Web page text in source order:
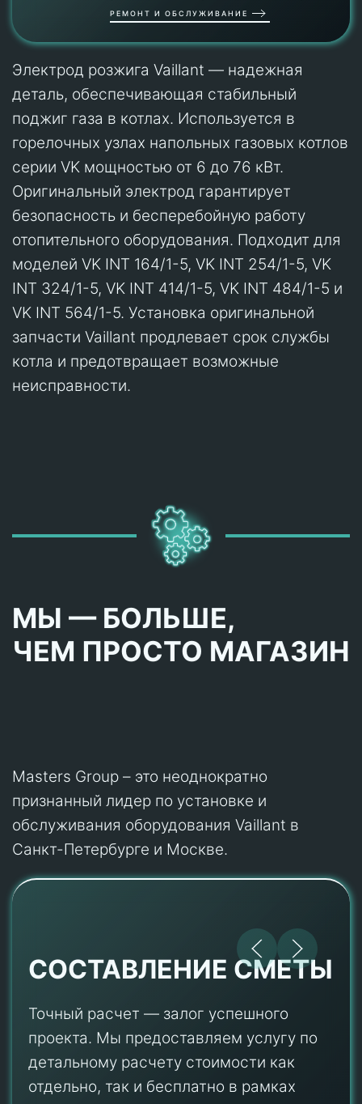
РЕМОНТ И ОБСЛУЖИВАНИЕ
Электрод розжига Vaillant — надежная
деталь, обеспечивающая стабильный
поджиг газа в котлах. Используется в
горелочных узлах напольных газовых котлов
серии VK мощностью от 6 до 76 кВт.
Оригинальный электрод гарантирует
безопасность и бесперебойную работу
отопительного оборудования. Подходит для
моделей VK INT 164/1-5, VK INT 254/1-5, VK
INT 324/1-5, VK INT 414/1-5, VK INT 484/1-5 и
VK INT 564/1-5. Установка оригинальной
запчасти Vaillant продлевает срок службы
котла и предотвращает возможные
неисправности.
МЫ — БОЛЬШЕ,
ЧЕМ ПРОСТО МАГАЗИН
Masters Group – это неоднократно
признанный лидер по установке и
обслуживания оборудования Vaillant в
Санкт-Петербурге и Москве.
СОСТАВЛЕНИЕ СМЕТЫ
Точный расчет — залог успешного
проекта. Мы предоставляем услугу по
детальному расчету стоимости как
отдельно, так и бесплатно в рамках